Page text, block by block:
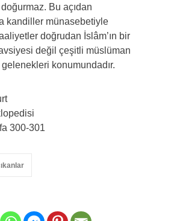
doğurmaz. Bu açıdan
kandiller münasebetiyle
doğrudan İslâm’ın bir
değil çeşitli müslüman
gelenekleri konumundadır.
300-301